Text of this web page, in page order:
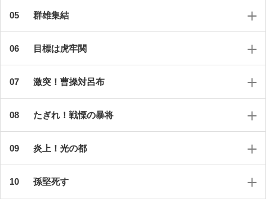
群雄集結
目標は虎牢関
激突！曹操対呂布
たぎれ！戦慄の暴将
炎上！光の都
孫堅死す